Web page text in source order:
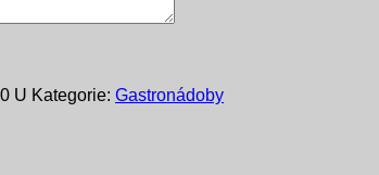
U Kategorie: Gastronádoby